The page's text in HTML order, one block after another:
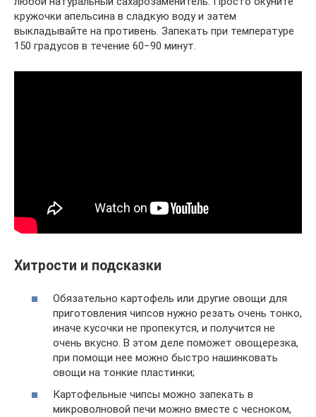
кружочки апельсина в сладкую воду и затем
выкладывайте на противень. Запекать при температуре
150 градусов в течение 60−90 минут.
Хитрости и подсказки
Обязательно картофель или другие овощи для
приготовления чипсов нужно резать очень тонко,
иначе кусочки не пропекутся, и получится не
очень вкусно. В этом деле поможет овощерезка,
при помощи нее можно быстро нашинковать
овощи на тонкие пластинки;
Картофельные чипсы можно запекать в
микроволновой печи можно вместе с чесноком,